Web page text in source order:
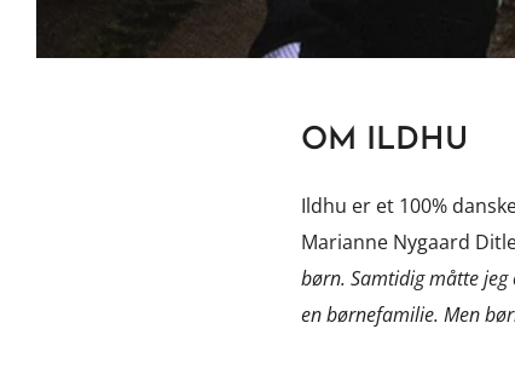
OM ILDHU
Ildhu er et 100%
Marianne Nygaard
børn. Samtidig måtte
en børnefamilie. Men